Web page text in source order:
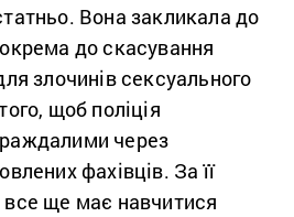
Вона закликала до
до скасування
злочинів сексуального
щоб поліція
через
фахівців. За її
ще має навчитися